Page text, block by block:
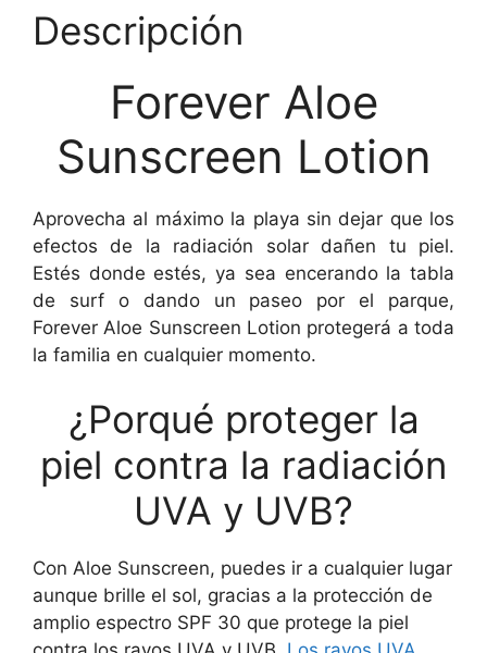
Descripción
Forever Aloe
Sunscreen Lotion
Aprovecha al máximo la playa sin dejar que los
efectos de la radiación solar dañen tu piel.
Estés donde estés, ya sea encerando la tabla
de surf o dando un paseo por el parque,
Forever Aloe Sunscreen Lotion protegerá a toda
la familia en cualquier momento.
¿Porqué proteger la
piel contra la radiación
UVA y UVB?
Con Aloe Sunscreen, puedes ir a cualquier lugar
aunque brille el sol, gracias a la protección de
amplio espectro SPF 30 que protege la piel